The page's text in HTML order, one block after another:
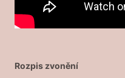
Rozpis zvonění